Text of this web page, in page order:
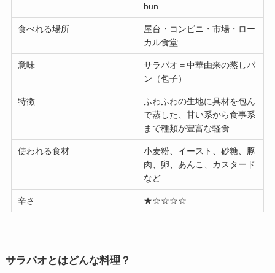
bun
食べれる場所
屋台・コンビニ・市場・ロー
カル食堂
意味
サラパオ＝中華由来の蒸しパ
ン（包子）
特徴
ふわふわの生地に具材を包ん
で蒸した、甘い系から食事系
まで種類が豊富な軽食
使われる食材
小麦粉、イースト、砂糖、豚
肉、卵、あんこ、カスタード
など
辛さ ★☆☆☆☆
サラパオとはどんな料理？